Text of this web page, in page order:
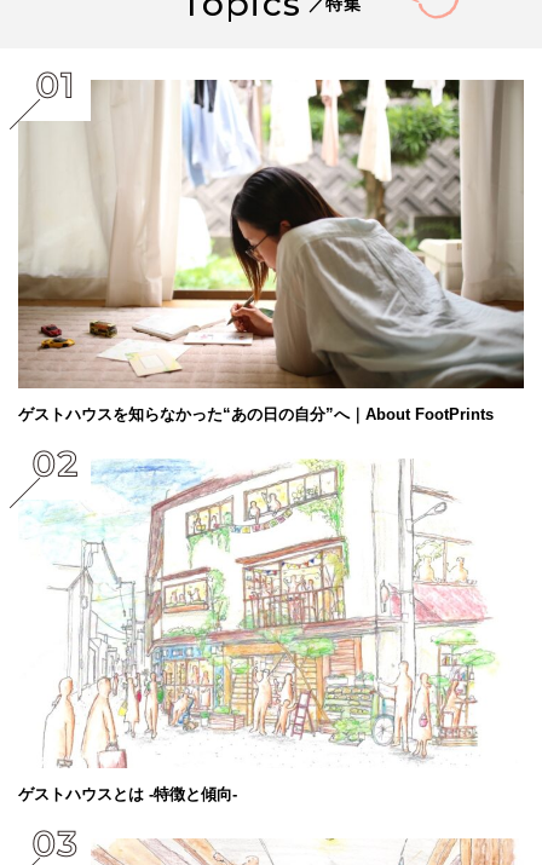
ゲストハウスを知らなかった“あの日の自分”へ｜About FootPrints
ゲストハウスとは -特徴と傾向-